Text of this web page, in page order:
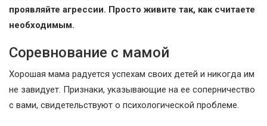
проявляйте агрессии. Просто живите так, как считаете
необходимым.
Соревнование с мамой
Хорошая мама радуется успехам своих детей и никогда им
не завидует. Признаки, указывающие на ее соперничество
с вами, свидетельствуют о психологической проблеме.